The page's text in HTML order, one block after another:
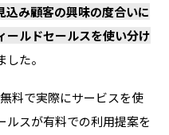
込み顧客の興味の度合いに
ールドセールスを使い分け
た。
料で実際にサービスを使
ルスが有料での利用提案を